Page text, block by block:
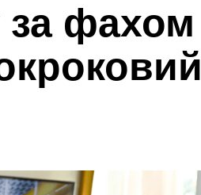
за фахом